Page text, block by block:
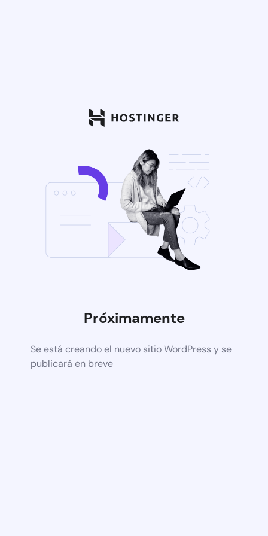
Próximamente
Se está creando el nuevo sitio WordPress y se
publicará en breve